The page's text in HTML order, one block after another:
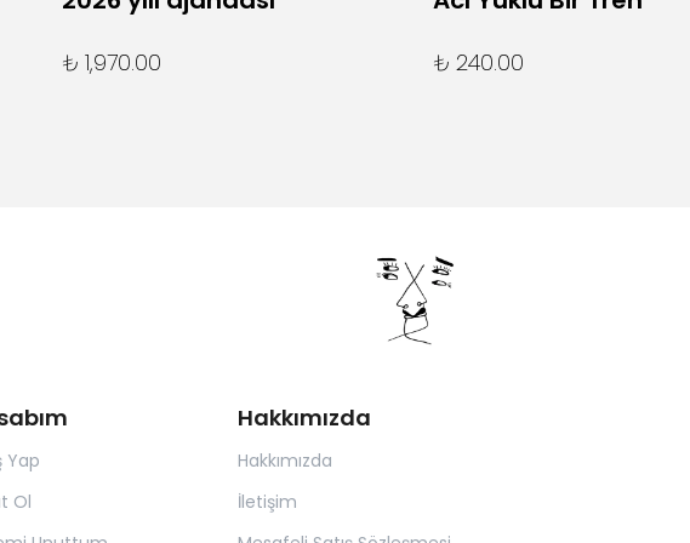
₺ 1,970.00 ₺ 240.00
Yap
Ol
Hakkımızda
Hakkımızda
İletişim